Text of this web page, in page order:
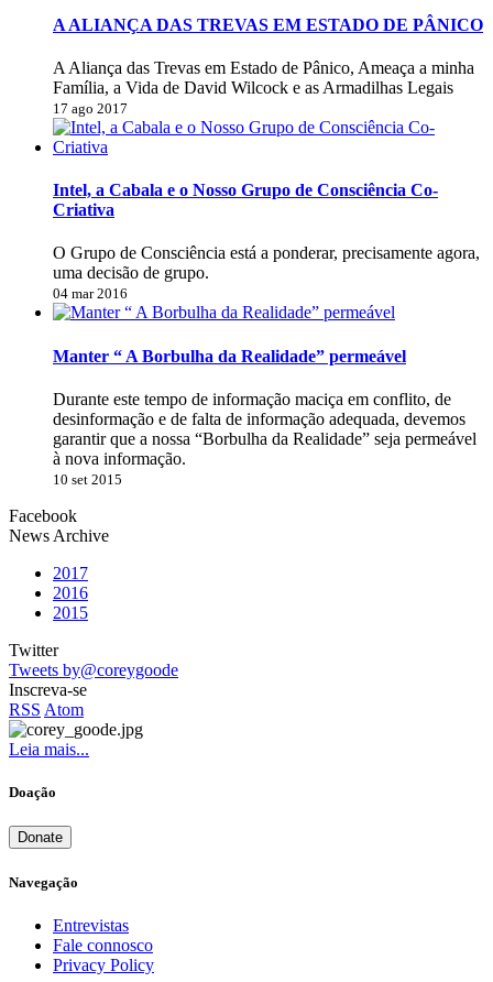
A ALIANÇA DAS TREVAS EM ESTADO DE PÂNICO
A Aliança das Trevas em Estado de Pânico, Ameaça a minha
Família, a Vida de David Wilcock e as Armadilhas Legais
17 ago 2017
Intel, a Cabala e o Nosso Grupo de Consciência Co-
Criativa
O Grupo de Consciência está a ponderar, precisamente agora,
uma decisão de grupo.
04 mar 2016
Manter “ A Borbulha da Realidade” permeável
Durante este tempo de informação maciça em conflito, de
desinformação e de falta de informação adequada, devemos
garantir que a nossa “Borbulha da Realidade” seja permeável
à nova informação.
10 set 2015
Facebook
News Archive
2017
2016
2015
Twitter
Tweets by@coreygoode
Inscreva-se
RSS Atom
Leia mais...
Doação
Donate
Navegação
Entrevistas
Fale connosco
Privacy Policy